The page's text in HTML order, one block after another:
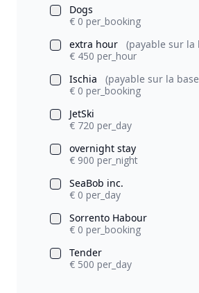
Dogs
€ 0 per_booking
extra hour
(payable sur la
€ 450 per_hour
Ischia
(payable sur la
€ 0 per_booking
JetSki
€ 720 per_day
overnight stay
€ 900 per_night
SeaBob inc.
€ 0 per_day
Sorrento Habour
€ 0 per_booking
Tender
€ 500 per_day